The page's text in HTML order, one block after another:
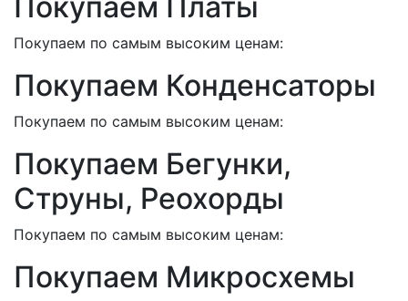
Покупаем по самым высоким ценам:
Покупаем Конденсаторы
Покупаем по самым высоким ценам:
Покупаем Бегунки,
Струны, Реохорды
Покупаем по самым высоким ценам:
Покупаем Микросхемы